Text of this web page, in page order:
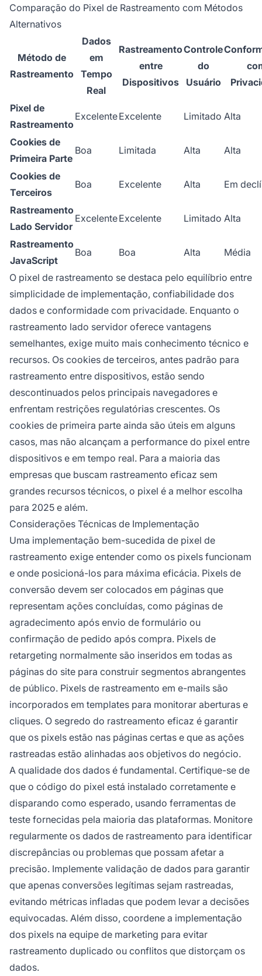
Comparação do Pixel de Rastreamento com Métodos
Alternativos
Método de
Rastreamento
Dados
em
Tempo
Real
Rastreamento
entre
Dispositivos
Controle
do
Usuário
Pixel de
Rastreamento
ExcelenteExcelente Limitado Alta
Cookies de
Primeira Parte
Boa Limitada Alta Alta
Cookies de
Terceiros
Boa Excelente Alta Em
Rastreamento
Lado Servidor
ExcelenteExcelente Limitado Alta
Rastreamento
JavaScript
Boa Boa Alta Média
O pixel de rastreamento se destaca pelo equilíbrio entre
simplicidade de implementação, confiabilidade dos
dados e conformidade com privacidade. Enquanto o
rastreamento lado servidor oferece vantagens
semelhantes, exige muito mais conhecimento técnico e
recursos. Os cookies de terceiros, antes padrão para
rastreamento entre dispositivos, estão sendo
descontinuados pelos principais navegadores e
enfrentam restrições regulatórias crescentes. Os
cookies de primeira parte ainda são úteis em alguns
casos, mas não alcançam a performance do pixel entre
dispositivos e em tempo real. Para a maioria das
empresas que buscam rastreamento eficaz sem
grandes recursos técnicos, o pixel é a melhor escolha
para 2025 e além.
Considerações Técnicas de Implementação
Uma implementação bem-sucedida de pixel de
rastreamento exige entender como os pixels funcionam
e onde posicioná-los para máxima eficácia. Pixels de
conversão devem ser colocados em páginas que
representam ações concluídas, como páginas de
agradecimento após envio de formulário ou
confirmação de pedido após compra. Pixels de
retargeting normalmente são inseridos em todas as
páginas do site para construir segmentos abrangentes
de público. Pixels de rastreamento em e-mails são
incorporados em templates para monitorar aberturas e
cliques. O segredo do rastreamento eficaz é garantir
que os pixels estão nas páginas certas e que as ações
rastreadas estão alinhadas aos objetivos do negócio.
A qualidade dos dados é fundamental. Certifique-se de
que o código do pixel está instalado corretamente e
disparando como esperado, usando ferramentas de
teste fornecidas pela maioria das plataformas. Monitore
regularmente os dados de rastreamento para identificar
discrepâncias ou problemas que possam afetar a
precisão. Implemente validação de dados para garantir
que apenas conversões legítimas sejam rastreadas,
evitando métricas infladas que podem levar a decisões
equivocadas. Além disso, coordene a implementação
dos pixels na equipe de marketing para evitar
rastreamento duplicado ou conflitos que distorçam os
dados.